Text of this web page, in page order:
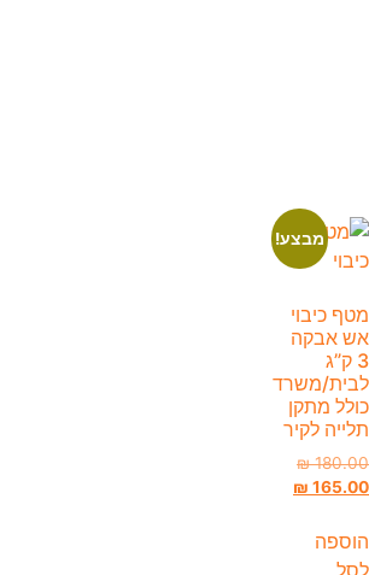
מבצע!
מטף כיבוי
אש אבקה
3 ק”ג
לבית/משרד
כולל מתקן
תלייה לקיר
₪180.00
₪ 165.00
הוספה